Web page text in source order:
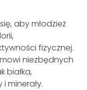
aby młodzież
fizycznej.
niezbędnych
białka,
minerały.